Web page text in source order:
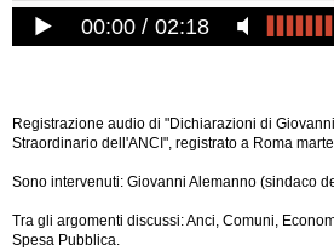
00:00 02:18
Registrazione audio di "Dichiarazioni di
Straordinario dell'ANCI", registrato a Roma
Sono intervenuti: Giovanni Alemanno (sindaco
Tra gli argomenti discussi: Anci, Comuni,
Spesa Pubblica.